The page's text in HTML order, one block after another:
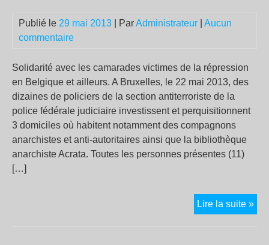
Publié le 29 mai 2013 | ParAdministrateur
Aucun
commentaire
Solidarité avec les camarades victimes de la répression
en Belgique et ailleurs. A Bruxelles, le 22 mai 2013, des
dizaines de policiers de la section antiterroriste de la
police fédérale judiciaire investissent et perquisitionnent
3 domiciles où habitent notamment des compagnons
anarchistes et anti-autoritaires ainsi que la bibliothèque
anarchiste Acrata. Toutes les personnes présentes (11)
[…]
Lire la suite »
: